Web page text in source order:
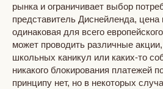
рынка и ограничивает выбор
представитель Диснейленда,
одинаковая для всего
может проводить различные
школьных каникул или каких-то
никакого блокирования платежей
принципу нет, но в некоторых